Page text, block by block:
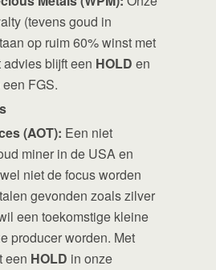
(tevens goud in
op ruim 60% winst met
blijft een HOLD en
FGS.
(AOT): Een niet
miner in de USA en
niet de focus worden
gevonden zoals zilver
een toekomstige kleine
producer worden. Met
een HOLD in onze